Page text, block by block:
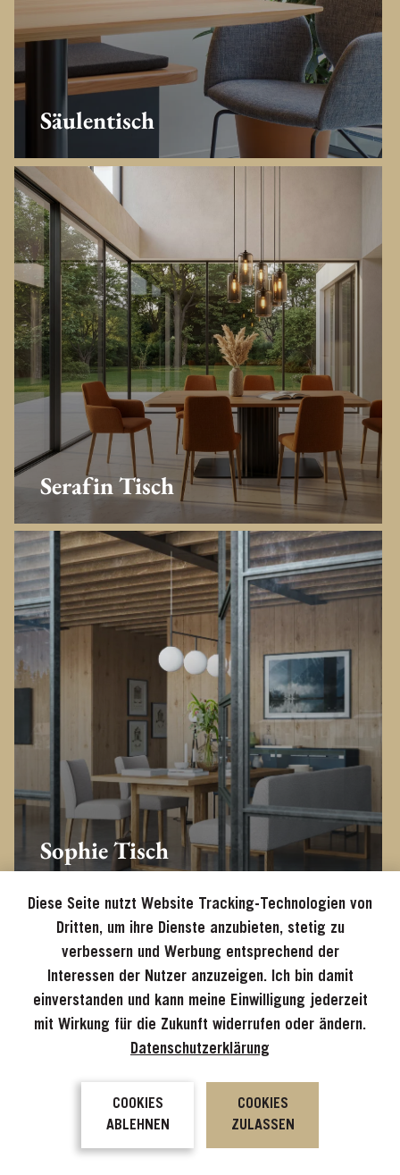
Säulentisch
Serafin Tisch
Sophie Tisch
Diese Seite nutzt Website Tracking-Technologien von
Dritten, um ihre Dienste anzubieten, stetig zu
verbessern und Werbung entsprechend der
Interessen der Nutzer anzuzeigen. Ich bin damit
einverstanden und kann meine Einwilligung jederzeit
mit Wirkung für die Zukunft widerrufen oder ändern.
Datenschutzerklärung
COOKIES
ABLEHNEN
COOKIES
ZULASSEN